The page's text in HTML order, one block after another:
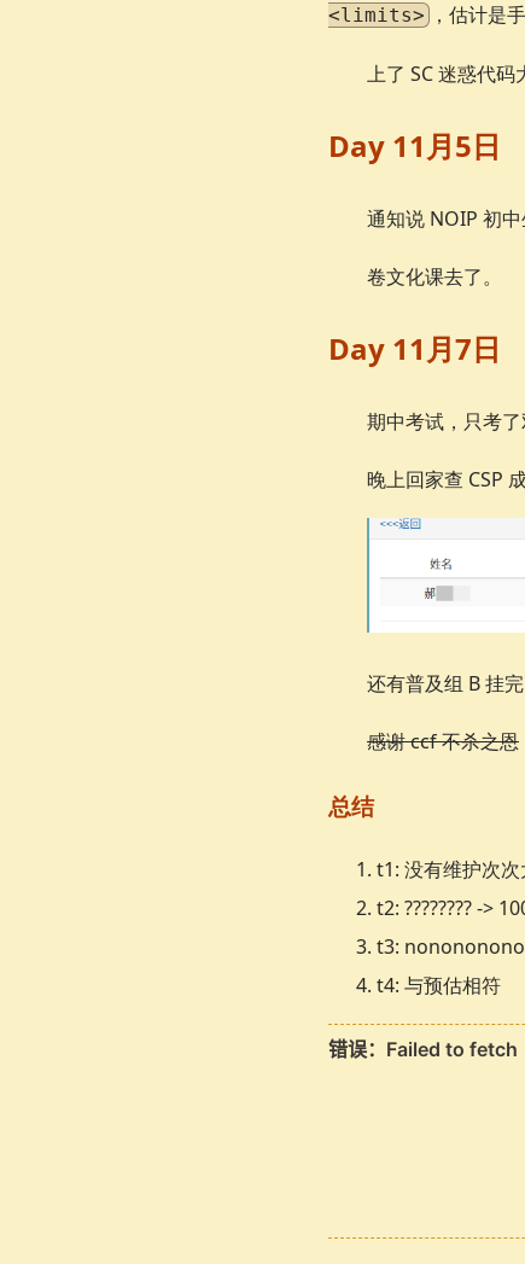
<limits>
，估计是
上了 SC 迷惑代码
Day 11月5日
通知说 NOIP 初
卷文化课去了。
Day 11月7日
期中考试，只考
晚上回家查 CSP
还有普及组 B 挂
感谢 ccf 不杀之恩
总结
t1: 没有维护次
t2: ???????? ->
t3:
t4: 与预估相符